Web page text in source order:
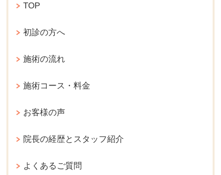
TOP
初診の方へ
施術の流れ
施術コース・料金
お客様の声
院長の経歴とスタッフ紹介
よくあるご質問